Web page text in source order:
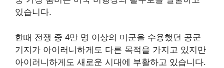
있습니다.
한때 전쟁 중 4만 명 이상의 미군을 수용했던 공군
기지가 아이러니하게도 다른 목적을 가지고 있지만
아이러니하게도 새로운 시대에 부활하고 있습니다.